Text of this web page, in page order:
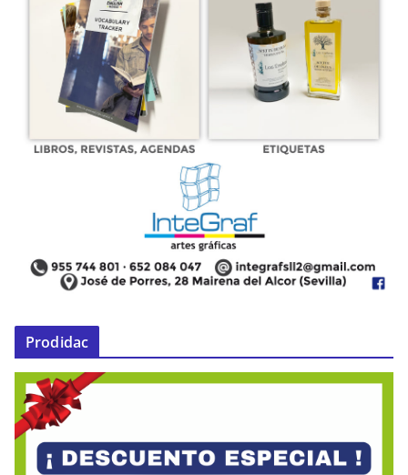
Prodidac